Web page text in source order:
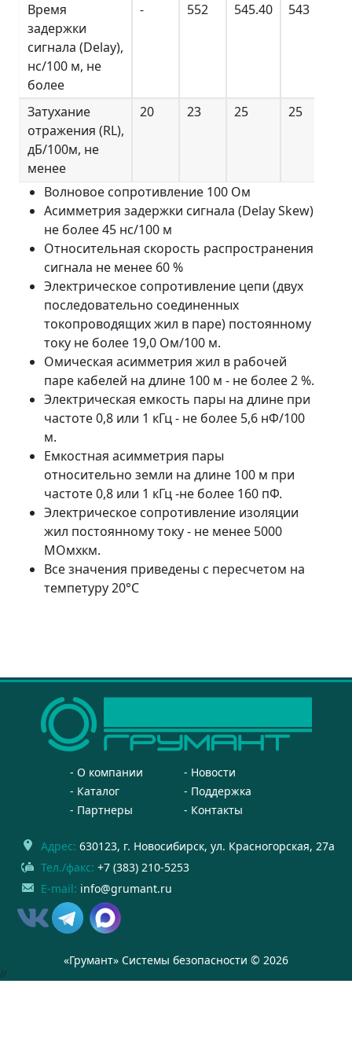
Время
задержки
сигнала (Delay),
нс/100 м, не
более
- 552 545.40 543
Затухание
отражения (RL),
дБ/100м, не
менее
20 23 25 25
Волновое сопротивление 100 Ом
Асимметрия задержки сигнала (Delay Skew)
не более 45 нс/100 м
Относительная скорость распространения
сигнала не менее 60 %
Электрическое сопротивление цепи (двух
последовательно соединенных
токопроводящих жил в паре) постоянному
току не более 19,0 Ом/100 м.
Омическая асимметрия жил в рабочей
паре кабелей на длине 100 м - не более 2 %.
Электрическая емкость пары на длине при
частоте 0,8 или 1 кГц - не более 5,6 нФ/100
м.
Емкостная асимметрия пары
относительно земли на длине 100 м при
частоте 0,8 или 1 кГц -не более 160 пФ.
Электрическое сопротивление изоляции
жил постоянному току - не менее 5000
МОмхкм.
Все значения приведены с пересчетом на
темпетуру 20°С
О компании
Новости
Каталог
Поддержка
Партнеры
Контакты
Адрес: 630123, г. Новосибирск, ул. Красногорская, 27а
Тел./факс: +7 (383) 210-5253
E-mail: info@grumant.ru
«Грумант» Системы безопасности © 2026
//